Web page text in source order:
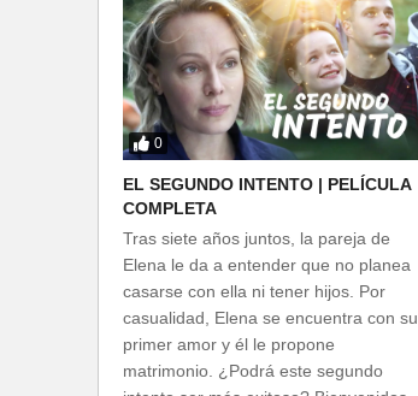
0
EL SEGUNDO INTENTO | PELÍCULA
COMPLETA
Tras siete años juntos, la pareja de
Elena le da a entender que no planea
casarse con ella ni tener hijos. Por
casualidad, Elena se encuentra con su
primer amor y él le propone
matrimonio. ¿Podrá este segundo